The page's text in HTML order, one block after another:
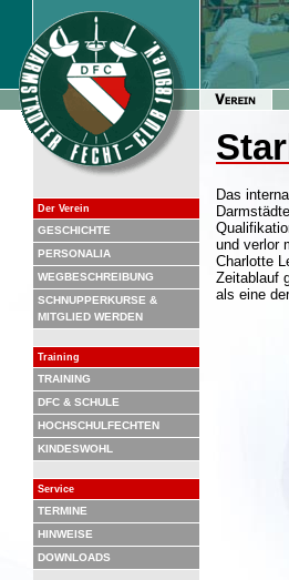
Der Verein
GESCHICHTE
PERSONALIA
WEGBESCHREIBUNG
SCHNUPPERKURSE &
MITGLIED WERDEN
Training
TRAINING
DFC & SCHULE
HOCHSCHULFECHTEN
KINDESWOHL
Service
TERMINE
HINWEISE
DOWNLOADS
Das
und verlor
Charlotte
Zeitablauf
als eine